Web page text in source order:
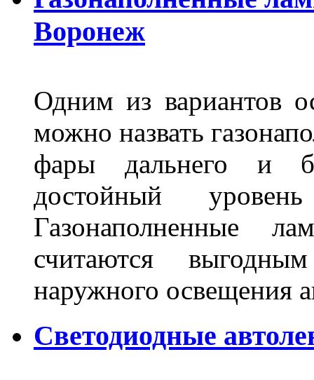
Воронеж
Одним из вариантов
можно назвать
фары дальнего и
достойный
Газонаполненные
считаются
наружного освещения
Светодиодные